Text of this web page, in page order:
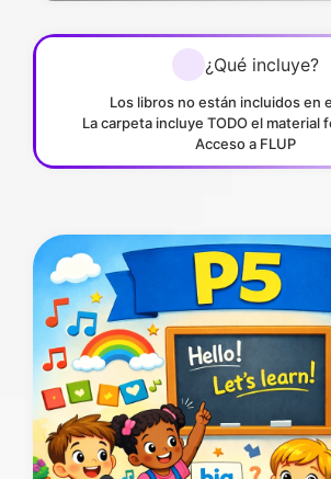
¿Qué incluye?
Los libros no están incluidos en
La carpeta incluye TODO el material
Acceso a FLUP